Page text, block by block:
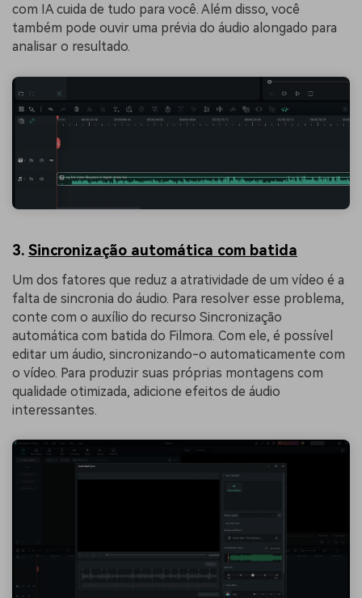
com IA cuida de tudo para você. Além disso, você
também pode ouvir uma prévia do áudio alongado para
analisar o resultado.
3. Sincronização automática com batida
Um dos fatores que reduz a atratividade de um vídeo é a
falta de sincronia do áudio. Para resolver esse problema,
conte com o auxílio do recurso Sincronização
automática com batida do Filmora. Com ele, é possível
editar um áudio, sincronizando-o automaticamente com
o vídeo. Para produzir suas próprias montagens com
qualidade otimizada, adicione efeitos de áudio
interessantes.